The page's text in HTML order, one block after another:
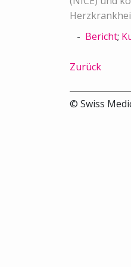
Bericht;
Zurück
© Swiss